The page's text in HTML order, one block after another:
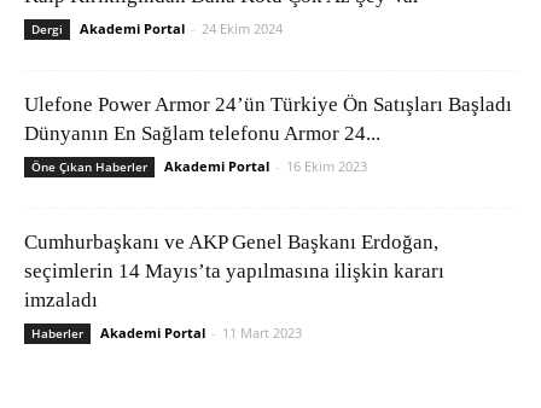
Dergi Akademi Portal - 24 Ekim 2024
Ulefone Power Armor 24’ün Türkiye Ön Satışları Başladı
Dünyanın En Sağlam telefonu Armor 24...
Öne Çıkan Haberler Akademi Portal - 16 Ekim 2023
Cumhurbaşkanı ve AKP Genel Başkanı Erdoğan,
seçimlerin 14 Mayıs’ta yapılmasına ilişkin kararı
imzaladı
Haberler Akademi Portal - 11 Mart 2023